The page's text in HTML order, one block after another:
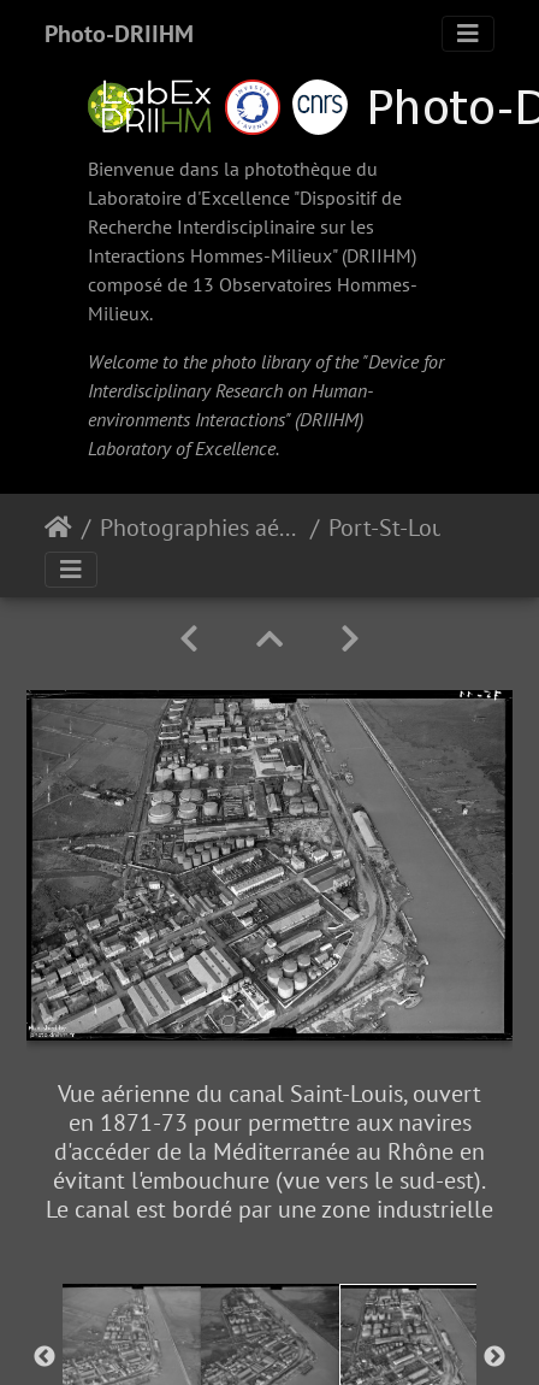
Photo-DRIIHM
Bienvenue dans la photothèque du
Laboratoire d'Excellence "Dispositif de
Recherche Interdisciplinaire sur les
Interactions Hommes-Milieux" (DRIIHM)
composé de 13 Observatoires Hommes-
Milieux.
Welcome to the photo library of the "Device for
Interdisciplinary Research on Human-
environments Interactions" (DRIIHM)
Laboratory of Excellence.
Photographies aériennes obliques anciennes
Vue aérienne du canal Saint-Louis, ouvert
en 1871-73 pour permettre aux navires
d'accéder de la Méditerranée au Rhône en
évitant l'embouchure (vue vers le sud-est).
Le canal est bordé par une zone industrielle